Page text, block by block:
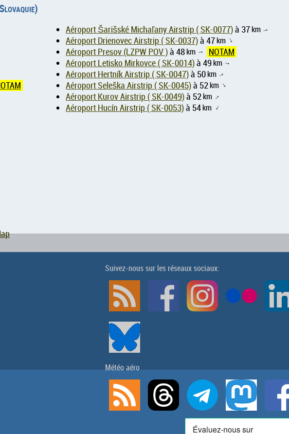
Aéroport Šarišské Michaľany Airstrip ( SK-0077)à 37km ↑
Aéroport Drienovec Airstrip ( SK-0037)à 47km ↑
Aéroport Presov (LZPW POV )à 48km ↑
NOTAM
Aéroport Letisko Mirkovce ( SK-0014)à 49km ↑
Aéroport Hertník Airstrip ( SK-0047)à 50km ↑
Aéroport Seleška Airstrip ( SK-0045)à 52km ↑
Aéroport Kurov Airstrip ( SK-0049)à 52km ↑
Aéroport Hucín Airstrip ( SK-0053)à 54km ↑
Suivez-nous sur les réseaux sociaux:
Météo aéro